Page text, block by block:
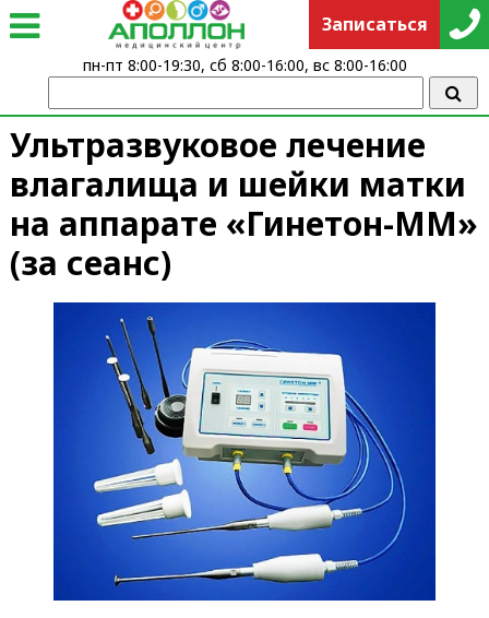
Ультразвуковое лечение
влагалища и шейки матки
на аппарате «Гинетон-ММ»
(за сеанс)
Записаться
пн-пт 8:00-19:30, сб 8:00-16:00, вс 8:00-16:00